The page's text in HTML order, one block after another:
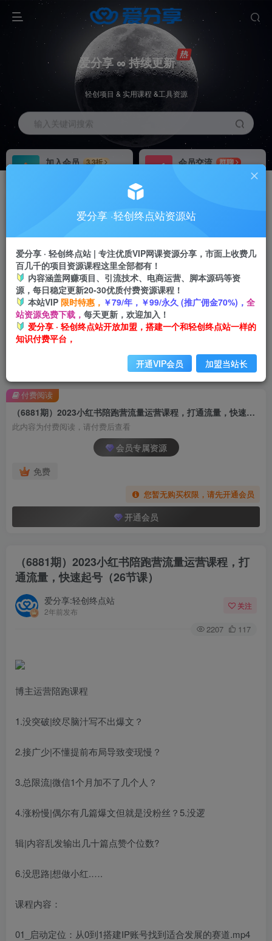
爱分享 ∞ 持续更新
轻创项目 & 实用课程 &工具资源
输入关键词搜索
加入会员
3.3折
会员交流
群聊
推广返佣高达70%
24小时自动赚钱
加入会员享受权益福利
（6881期）2023小红书陪跑营流量运营课程，打通流量，快速起号（26节课）
此内容为付费阅读，请付费后查看
会员专属资源
免费
您暂无购买权限，请先开通会员
开通会员
付费阅读
（6881期）2023小红书陪跑营流量运营课程，打
通流量，快速起号（26节课）
爱分享:轻创终点站
2年前发布
关注
2207 117
博主运营陪跑课程
1.没突破|绞尽脑汁写不出爆文？
2.接广少|不懂提前布局导致变现慢？
3.总限流|微信1个月加不了几个人？
4.涨粉慢|偶尔有几篇爆文但就是没粉丝？5.没逻
辑|内容乱发输出几十篇点赞个位数?
6.没思路|想做小红.….
课程内容：
01_启动定位：从0到1搭建IP账号找到适合发展的赛道.mp4
爱分享 ·轻创终点站资源站
爱分享 · 轻创终点站 | 专注优质VIP网课资源分享，市面上收费几
百几千的项目资源课程这里全部都有！
内容涵盖网赚项目、引流技术、电商运营、脚本源码等资
源，每日稳定更新20-30优质付费资源课程！
本站VIP 限时特惠， ￥79/年，￥99/永久 (推广佣金70%)， 全
站资源免费下载， 每天更新，欢迎加入！
爱分享 · 轻创终点站开放加盟，搭建一个和轻创终点站一样的
知识付费平台，
开通VIP会员 加盟当站长